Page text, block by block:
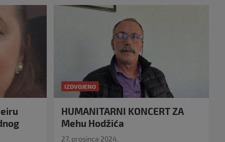
IZDVOJENO
HUMANITARNI KONCERT ZA
Mehu Hodžića
27. prosinca 2024.